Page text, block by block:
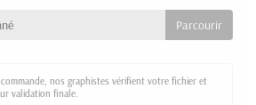
nos graphistes vérifient votre fichier et
validation finale.